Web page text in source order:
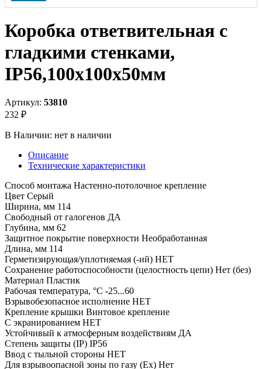
Коробка ответвительная с
гладкими стенками,
IP56,100х100х50мм
Артикул: 53810
232 ₽
В Наличии: нет в наличии
Описание
Технические характеристики
Способ монтажа Настенно-потолочное крепление
Цвет Серый
Ширина, мм 114
Свободный от галогенов ДА
Глубина, мм 62
Защитное покрытие поверхности Необработанная
Длина, мм 114
Герметизирующая/уплотняемая (-ий) НЕТ
Сохранение работоспособности (целостность цепи) Нет (без)
Материал Пластик
Рабочая температура, °C -25...60
Взрывобезопасное исполнение НЕТ
Крепление крышки Винтовое крепление
С экранированием НЕТ
Устойчивый к атмосферным воздействиям ДА
Степень защиты (IP) IP56
Ввод с тыльной стороны НЕТ
Для взрывоопасной зоны по газу (Ex) Нет